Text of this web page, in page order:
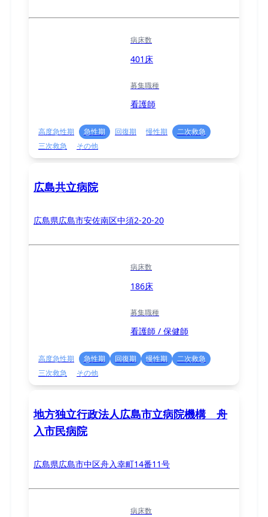
病床数
401床
募集職種
看護師
高度急性期 急性期 回復期 慢性期
二次救急
三次救急
その他
広島共立病院
広島県広島市安佐南区中須2-20-20
病床数
186床
募集職種
看護師 / 保健師
高度急性期 急性期 回復期 慢性期
二次救急
三次救急
その他
地方独立行政法人広島市立病院機構 舟
入市民病院
広島県広島市中区舟入幸町14番11号
病床数